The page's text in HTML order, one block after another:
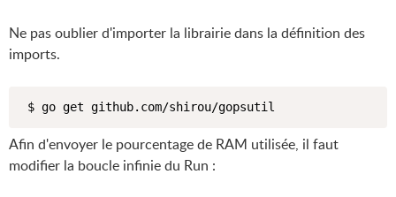
Ne pas oublier d'importer la librairie dans la définition des
imports.
Afin d'envoyer le pourcentage de RAM utilisée, il faut
modifier la boucle infinie du Run :